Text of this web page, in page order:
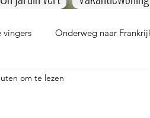
vingers Onderweg naar
om te lezen